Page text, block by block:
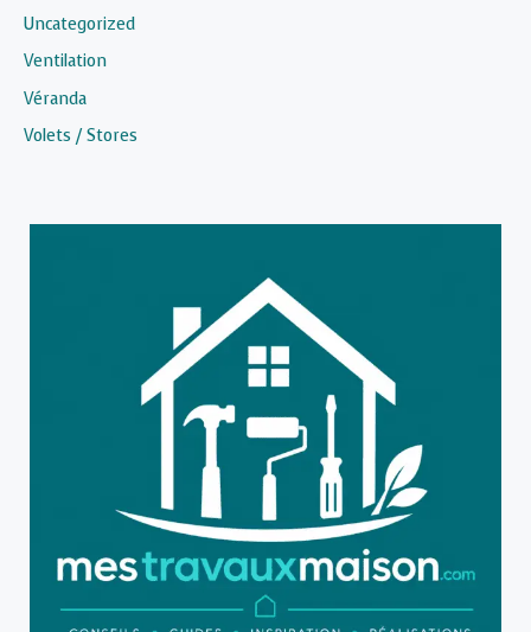
Uncategorized
Ventilation
Véranda
Volets / Stores